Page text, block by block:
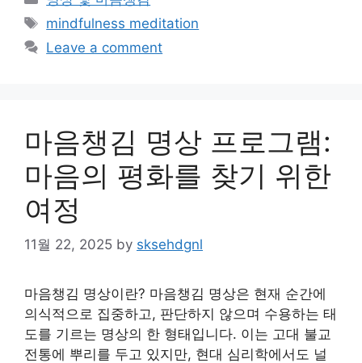
Tags
mindfulness meditation
Leave a comment
마음챙김 명상 프로그램:
마음의 평화를 찾기 위한
여정
11월 22, 2025 by sksehdgnl
마음챙김 명상이란? 마음챙김 명상은 현재 순간에
의식적으로 집중하고, 판단하지 않으며 수용하는 태
도를 기르는 명상의 한 형태입니다. 이는 고대 불교
전통에 뿌리를 두고 있지만, 현대 심리학에서도 널